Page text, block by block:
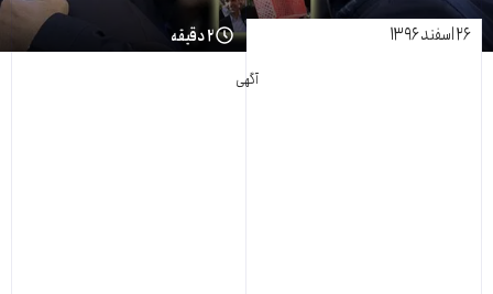
۲۶ اسفند ۱۳۹۶ ۲ دقیقه
آگهی